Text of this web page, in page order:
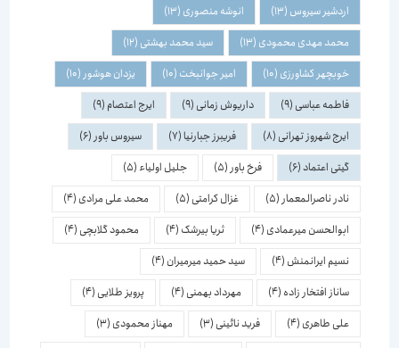
اردشیر سیروس(13) انوشه منصوری(13)
محمد مهدی محمودی(13) سید محمد بهشتی(12)
خوبچهر کشاورزی(10) امیر جوانبخت(10) یزدان هوشور(10)
فاطمه عباسی(9) داریوش زمانی(9) ایرج اعتصام(9)
ایرج شهروز تهرانی(8) فریبرز جبارنیا(7) سیروس باور (6)
گیتی اعتماد(6) فرخ باور (5) جلیل اولیاء(5)
نادر ناصرالمعمار(5) غزال کرامتی(5) محمد علی مرادی(4)
ابوالحسن میرعمادی(4) ثریا بیرشک(4) محمود گلابچی(4)
نسیم ایرانمنش(4) سید حمید میرمیران(4)
ساناز افتخار زاده(4) مهرداد بهمنی(4) پرویز طلایی(4)
علی طاهری(4) فرید نائینی(3) مهناز محمودی(3)